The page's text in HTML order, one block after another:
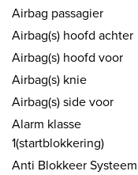
Airbag passagier
Airbag(s) hoofd achter
Airbag(s) hoofd voor
Airbag(s) knie
Airbag(s) side voor
Alarm klasse
1(startblokkering)
Anti Blokkeer Systeem